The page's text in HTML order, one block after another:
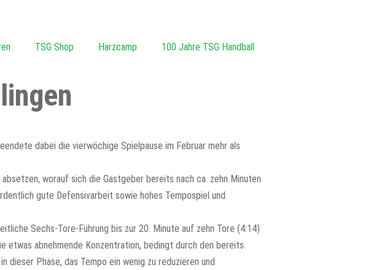
TSG Shop Harzcamp 100 Jahre TSG Handball
dabei die vierwöchige Spielpause im Februar mehr als
worauf sich die Gastgeber bereits nach ca. zehn Minuten
gute Defensivarbeit sowie hohes Tempospiel und
Sechs-Tore-Führung bis zur 20. Minute auf zehn Tore (4:14)
etwas abnehmende Konzentration, bedingt durch den bereits
Phase, das Tempo ein wenig zu reduzieren und